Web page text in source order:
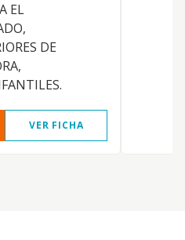
EL
DE
VER FICHA